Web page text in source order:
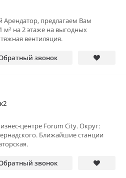
предлагаем Вам
м² на 2 этаже на выгодных
вентиляция.
звонок
центре Forum City. Округ:
Ближайшие станции
звонок